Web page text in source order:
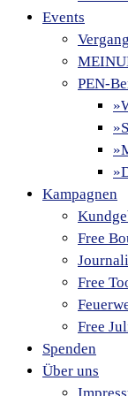
Events
PEN-
Kampagnen
Free
Free
Free
Spenden
Über uns